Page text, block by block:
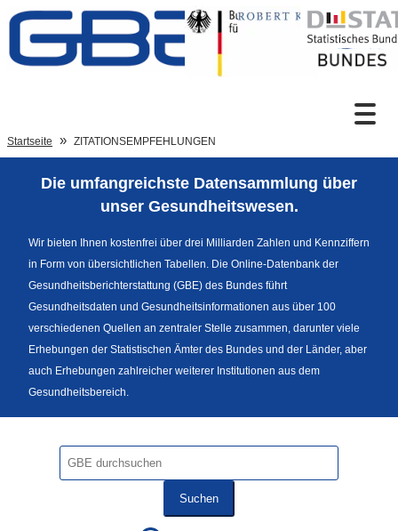
Zum Inhalt
Sprachumschaltung
Fußzeile
Startseite ZITATIONSEMPFEHLUNGEN
Die umfangreichste Datensammlung über
unser Gesundheitswesen.
Wir bieten Ihnen kostenfrei über drei Milliarden Zahlen und Kennziffern
in Form von übersichtlichen Tabellen. Die Online-Datenbank der
Gesundheitsberichterstattung (GBE) des Bundes führt
Gesundheitsdaten und Gesundheitsinformationen aus über 100
verschiedenen Quellen an zentraler Stelle zusammen, darunter viele
Erhebungen der Statistischen Ämter des Bundes und der Länder, aber
auch Erhebungen zahlreicher weiterer Institutionen aus dem
Gesundheitsbereich.
Suchen